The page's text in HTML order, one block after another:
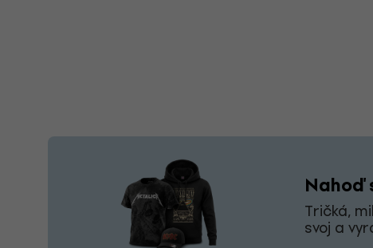
Nahoď
Tričká,
svoj a